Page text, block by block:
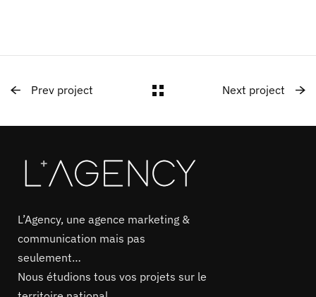
Prev project Next project
L’Agency, une agence marketing &
communication mais pas
seulement…
Nous étudions tous vos projets sur le